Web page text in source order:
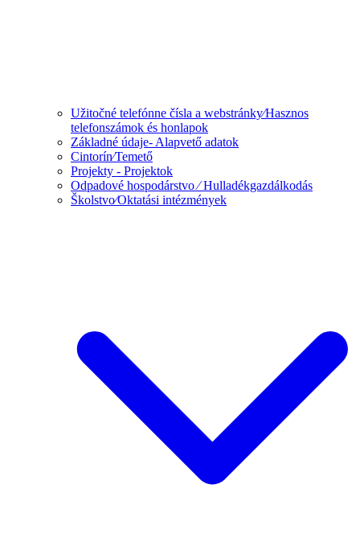
Užitočné telefónne čísla a webstránky⁄Hasznos
telefonszámok és honlapok
Základné údaje- Alapvető adatok
Cintorín⁄Temető
Projekty - Projektok
Odpadové hospodárstvo ⁄ Hulladékgazdálkodás
Školstvo⁄Oktatási intézmények